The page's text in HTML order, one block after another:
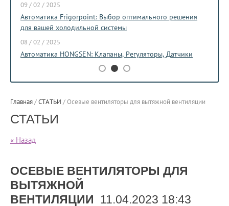
09 / 02 / 2025
Автоматика Frigorpoint: Выбор оптимального решения
для вашей холодильной системы
08 / 02 / 2025
Автоматика HONGSEN: Клапаны, Регуляторы, Датчики
Главная/СТАТЬИ /Осевые вентиляторы для вытяжной вентиляции
СТАТЬИ
« Назад
ОСЕВЫЕ ВЕНТИЛЯТОРЫ ДЛЯ
ВЫТЯЖНОЙ
ВЕНТИЛЯЦИИ 11.04.2023 18:43